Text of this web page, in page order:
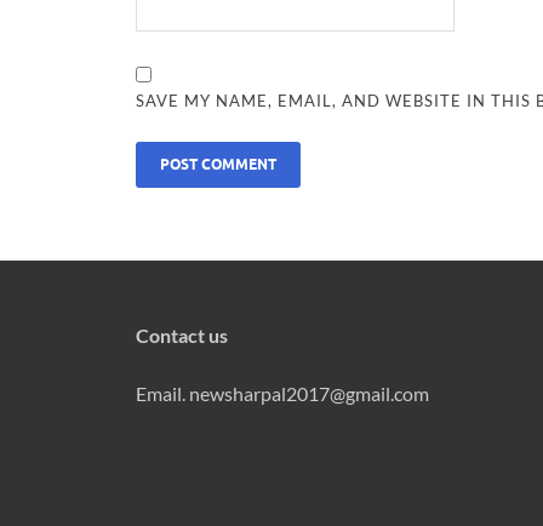
SAVE MY NAME, EMAIL, AND WEBSITE IN THIS
Contact us
Email. newsharpal2017@gmail.com